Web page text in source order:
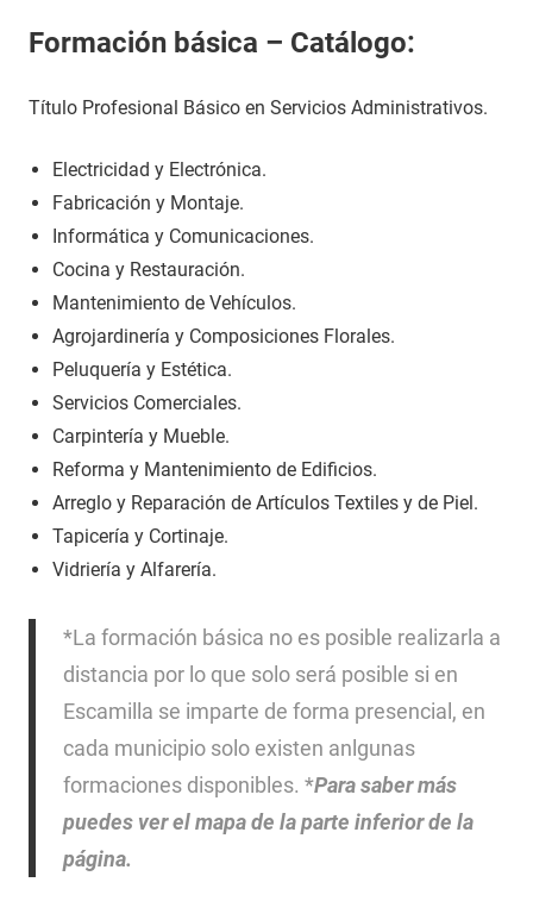
Formación básica – Catálogo:
Título Profesional Básico en Servicios Administrativos.
Electricidad y Electrónica.
Fabricación y Montaje.
Informática y Comunicaciones.
Cocina y Restauración.
Mantenimiento de Vehículos.
Agrojardinería y Composiciones Florales.
Peluquería y Estética.
Servicios Comerciales.
Carpintería y Mueble.
Reforma y Mantenimiento de Edificios.
Arreglo y Reparación de Artículos Textiles y de Piel.
Tapicería y Cortinaje.
Vidriería y Alfarería.
*La formación básica no es posible realizarla a
distancia por lo que solo será posible si en
Escamilla se imparte de forma presencial, en
cada municipio solo existen anlgunas
formaciones disponibles. *Para saber más
puedes ver el mapa de la parte inferior de la
página.